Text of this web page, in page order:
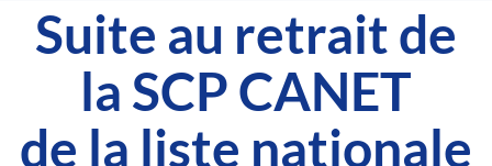
Suite au retrait de
la SCP CANET
de la liste nationale